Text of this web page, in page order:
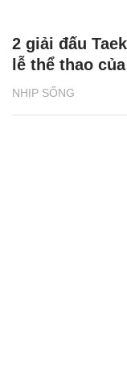
NHỊP SỐNG
2 giải đấu
lễ thể thao